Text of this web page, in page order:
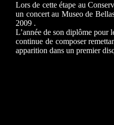
Lors de cette étape au
un concert au Museo de
2009 .
L’année de son diplôme pour
continue de composer
apparition dans un premier